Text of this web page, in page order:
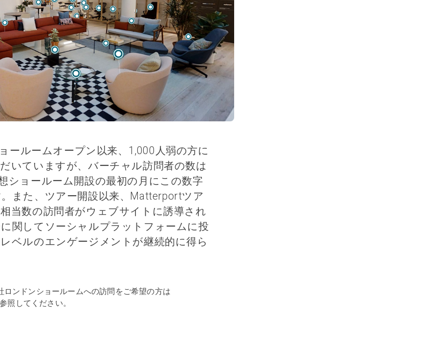
ールームオープン以来、1,000人弱の方に
いていますが、バーチャル訪問者の数は
ショールーム開設の最初の月にこの数字
また、ツアー開設以来、Matterportツア
当数の訪問者がウェブサイトに誘導され
関してソーシャルプラットフォームに投
ベルのエンゲージメントが継続的に得ら
ロンドンショールームへの訪問をご希望の方は
照してください。